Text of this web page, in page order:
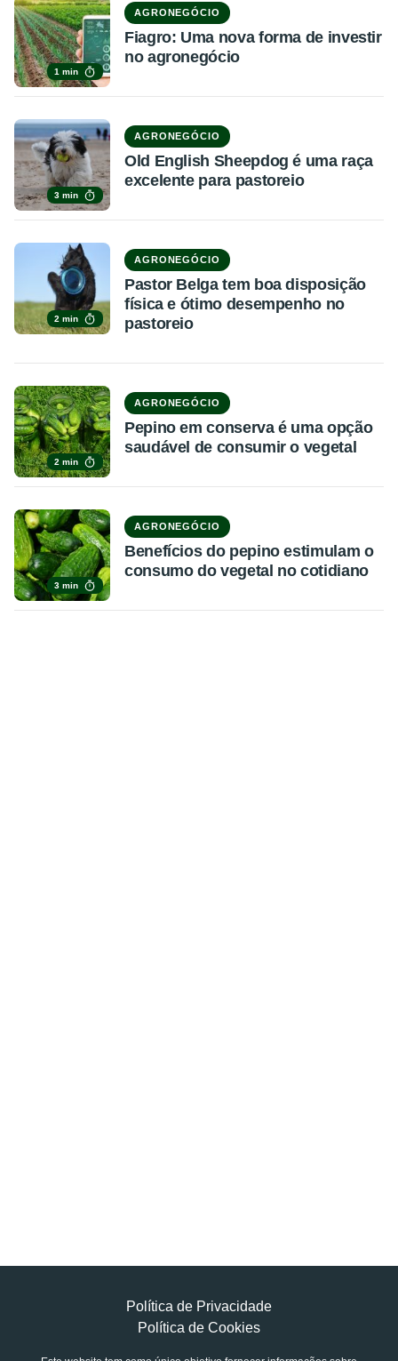
1 min
AGRONEGÓCIO
Fiagro: Uma nova forma de investir
no agronegócio
3 min
AGRONEGÓCIO
Old English Sheepdog é uma raça
excelente para pastoreio
2 min
AGRONEGÓCIO
Pastor Belga tem boa disposição
física e ótimo desempenho no
pastoreio
2 min
AGRONEGÓCIO
Pepino em conserva é uma opção
saudável de consumir o vegetal
3 min
AGRONEGÓCIO
Benefícios do pepino estimulam o
consumo do vegetal no cotidiano
Política de Privacidade
Política de Cookies